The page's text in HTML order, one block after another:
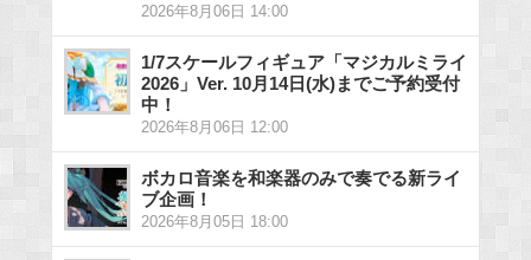
2026年8月06日 14:00
1/7スケールフィギュア「マジカルミライ
2026」Ver. 10月14日(水)までご予約受付
中！
2026年8月06日 12:00
ボカロ音楽を和楽器のみで奏でる新ライ
ブ企画！
2026年8月05日 18:00